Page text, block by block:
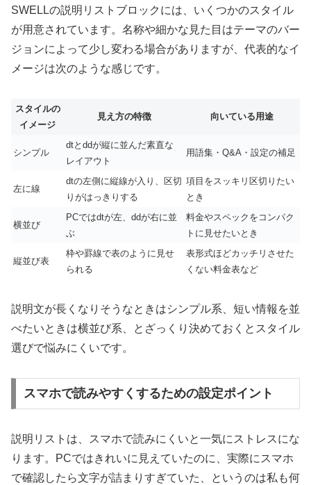
SWELLの説明リストブロックには、いくつかのスタイル
が用意されています。名称や細かな見た目はテーマのバー
ジョンによって少し変わる場合がありますが、代表的なイ
メージは次のような感じです。
スタイルの
イメージ
見え方の特徴 向いている用途
シンプル
dtとddが縦に並んだ素直な
レイアウト
用語集・Q&A・設定の補足
左に線
dtの左側に縦線が入り、区切
りがはっきりする
項目をスッキリ区切りたい
とき
横並び
PCではdtが左、ddが右に並
ぶ
料金やスペックをコンパク
トに見せたいとき
縦並び表
枠や罫線で表のように見せ
られる
表形式ほどカッチリさせた
くない料金表など
説明文が長くなりそうなときはシンプル系、短い情報を並
べたいときは横並び系、とざっくり決めておくとスタイル
選びで悩みにくいです。
スマホで読みやすくするための設定ポイント
説明リストは、スマホで読みにくいと一気にストレスにな
ります。PCではきれいに見えていたのに、実際にスマホ
で確認したら文字が詰まりすぎていた、というのは私も何